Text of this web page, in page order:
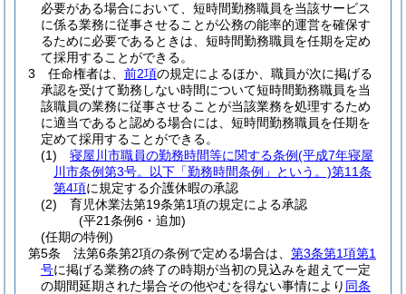
必要がある場合において、短時間勤務職員を当該サービス
に係る業務に従事させることが公務の能率的運営を確保す
るために必要であるときは、短時間勤務職員を任期を定め
て採用することができる。
3
任命権者は、 前2項の規定によるほか、職員が次に掲げる
承認を受けて勤務しない時間について短時間勤務職員を当
該職員の業務に従事させることが当該業務を処理するため
に適当であると認める場合には、短時間勤務職員を任期を
定めて採用することができる。
(1)
寝屋川市職員の勤務時間等に関する条例(平成7年寝屋
川市条例第3号。以下「勤務時間条例」という。)第11条
第4項に規定する介護休暇の承認
(2)
育児休業法第19条第1項の規定による承認
(平21条例6・追加)
(任期の特例)
第5条
法第6条第2項の条例で定める場合は、 第3条第1項第1
号に掲げる業務の終了の時期が当初の見込みを超えて一定
の期間延期された場合その他やむを得ない事情により 同条